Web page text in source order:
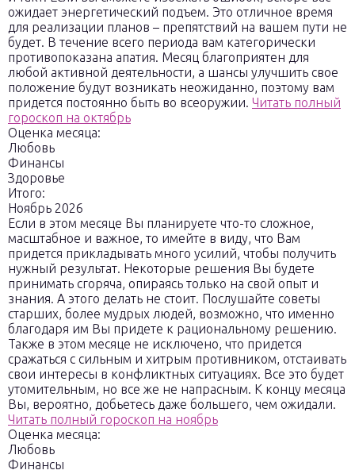
ожидает энергетический подъем. Это отличное время
для реализации планов – препятствий на вашем пути не
будет. В течение всего периода вам категорически
противопоказана апатия. Месяц благоприятен для
любой активной деятельности, а шансы улучшить свое
положение будут возникать неожиданно, поэтому вам
придется постоянно быть во всеоружии. Читать полный
гороскоп на октябрь
Оценка месяца:
Любовь
Финансы
Здоровье
Итого:
Ноябрь 2026
Если в этом месяце Вы планируете что-то сложное,
масштабное и важное, то имейте в виду, что Вам
придется прикладывать много усилий, чтобы получить
нужный результат. Некоторые решения Вы будете
принимать сгоряча, опираясь только на свой опыт и
знания. А этого делать не стоит. Послушайте советы
старших, более мудрых людей, возможно, что именно
благодаря им Вы придете к рациональному решению.
Также в этом месяце не исключено, что придется
сражаться с сильным и хитрым противником, отстаивать
свои интересы в конфликтных ситуациях. Все это будет
утомительным, но все же не напрасным. К концу месяца
Вы, вероятно, добьетесь даже большего, чем ожидали.
Читать полный гороскоп на ноябрь
Оценка месяца:
Любовь
Финансы